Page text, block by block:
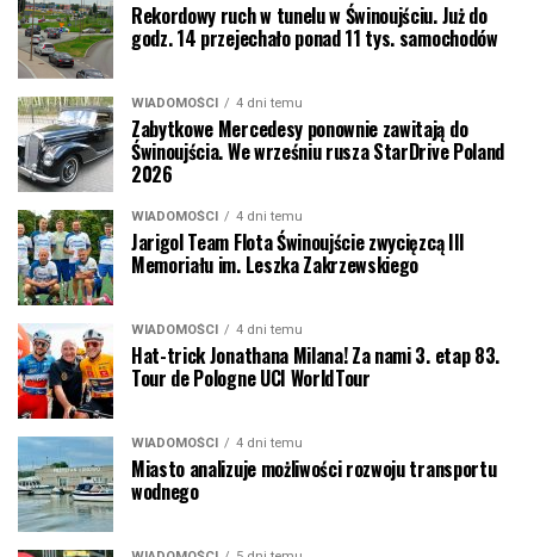
Rekordowy ruch w tunelu w Świnoujściu. Już do
godz. 14 przejechało ponad 11 tys. samochodów
WIADOMOŚCI 4 dni temu
Zabytkowe Mercedesy ponownie zawitają do
Świnoujścia. We wrześniu rusza StarDrive Poland
2026
WIADOMOŚCI 4 dni temu
Jarigol Team Flota Świnoujście zwycięzcą III
Memoriału im. Leszka Zakrzewskiego
WIADOMOŚCI 4 dni temu
Hat-trick Jonathana Milana! Za nami 3. etap 83.
Tour de Pologne UCI WorldTour
WIADOMOŚCI 4 dni temu
Miasto analizuje możliwości rozwoju transportu
wodnego